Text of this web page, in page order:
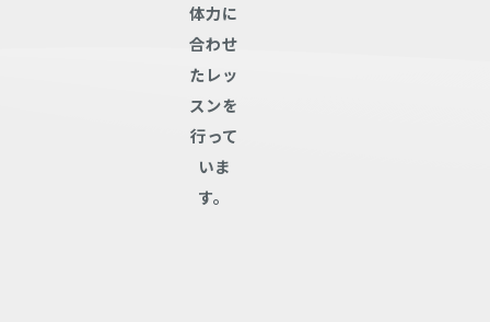
体力に
合わせ
たレッ
スンを
行って
いま
す。